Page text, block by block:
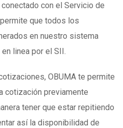
con el Servicio de
que todos los
en nuestro sistema
linea por el SII.
OBUMA te permite
cotización previamente
tener que estar repitiendo
así la disponibilidad de